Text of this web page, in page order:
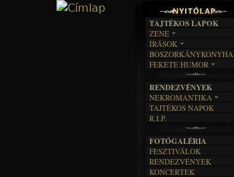
TAJTÉKOS LAPOK
ZENE
EGYÜTTESEK
INTERJÚK
FORDÍTÁSOK
DALSZÖVEGEK
ÍRÁSOK
IRODALOM
FILM
MŰVÉSZET
ÍRÁSTÖRTÉNET
BOSZORKÁNYKONYHA
FEKETE HUMOR
SZÖVEGES
RENDEZVÉNYEK
NEKROMANTIKA
AKTUÁLIS
A MÚLT
TAJTÉKOS NAPOK
R.I.P.
FOTÓGALÉRIA
FESZTIVÁLOK
RENDEZVÉNYEK
KONCERTEK